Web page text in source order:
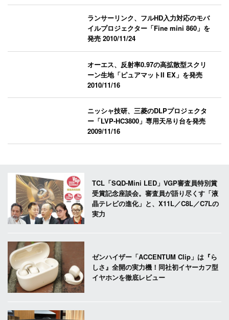
ランサーリンク、フルHD入力対応のモバ
イルプロジェクター「Fine mini 860」を
発売2010/11/24
オーエス、反射率0.97の高拡散型スクリ
ーン生地「ピュアマットII EX」を発売
2010/11/16
ニッシャ技研、三菱のDLPプロジェクタ
ー「LVP-HC3800」専用天吊り台を発売
2009/11/16
TCL「SQD-Mini LED」VGP審査員特別賞
受賞記念座談会。審査員が語り尽くす「液
晶テレビの進化」と、X11L／C8L／C7Lの
実力
ゼンハイザー「ACCENTUM Clip」は『ら
しさ』全開の実力機！同社初イヤーカフ型
イヤホンを徹底レビュー